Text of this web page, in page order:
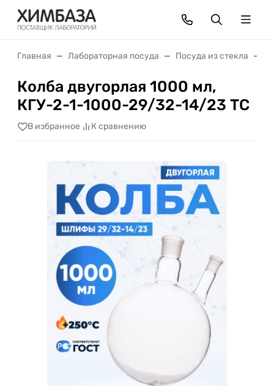
Главная Лабораторная посуда Посуда из стекла
Колба двугорлая 1000 мл,
КГУ-2-1-1000-29/32-14/23 ТС
В избранное К сравнению